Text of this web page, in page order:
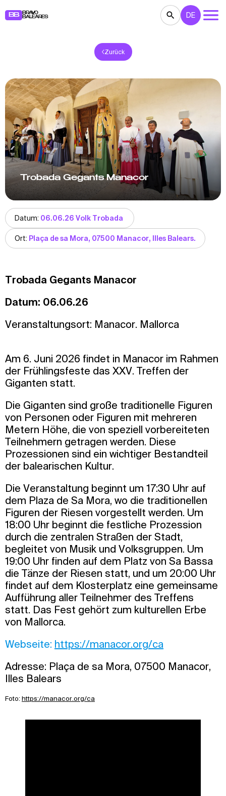
BB
BRAVO
BALEARES
THEATER
RESTAURANTS MÄRKTE
FÜR KINDER BB NOTE
DE
Zurück
Trobada Gegants Manacor
Datum: 06.06.26 Volk Trobada
Ort: Plaça de sa Mora, 07500 Manacor, Illes Balears.
Trobada Gegants Manacor
Datum: 06.06.26
Veranstaltungsort: Manacor. Mallorca
Am 6. Juni 2026 findet in Manacor im Rahmen
der Frühlingsfeste das XXV. Treffen der
Giganten statt.
Die Giganten sind große traditionelle Figuren
von Personen oder Figuren mit mehreren
Metern Höhe, die von speziell vorbereiteten
Teilnehmern getragen werden. Diese
Prozessionen sind ein wichtiger Bestandteil
der balearischen Kultur.
Die Veranstaltung beginnt um 17:30 Uhr auf
dem Plaza de Sa Mora, wo die traditionellen
Figuren der Riesen vorgestellt werden. Um
18:00 Uhr beginnt die festliche Prozession
durch die zentralen Straßen der Stadt,
begleitet von Musik und Volksgruppen. Um
19:00 Uhr finden auf dem Platz von Sa Bassa
die Tänze der Riesen statt, und um 20:00 Uhr
findet auf dem Klosterplatz eine gemeinsame
Aufführung aller Teilnehmer des Treffens
statt. Das Fest gehört zum kulturellen Erbe
von Mallorca.
Webseite: https://manacor.org/ca
Adresse: Plaça de sa Mora, 07500 Manacor,
Illes Balears
Foto: https://manacor.org/ca